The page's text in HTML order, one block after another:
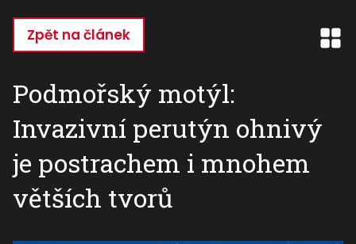
hlavnímu
Zpět na článek
Podmořský motýl:
Invazivní perutýn ohnivý
je postrachem i mnohem
větších tvorů